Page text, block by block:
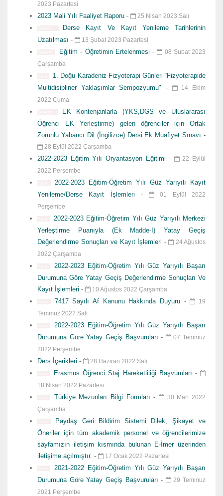
2023 Pazartesi
2023 Mali Yılı Faaliyet Raporu - 25 Nisan 2023 Salı
Derse Kayıt Ve Kayıt Yenileme Tarihlerinin
Uzatılması - 13 Şubat 2023 Pazartesi
Eğitim - Öğretimin Ertelenmesi-
08 Şubat 2023
Çarşamba
1. Doğu Karadeniz Fizyoterapi Günleri “Fizyoterapide
Multidisipliner Yaklaşımlar Sempozyumu" -
14 Ekim
2022 Cuma
EK Kontenjanlarla (YKS,DGS ve Uluslararası
Öğrenci EK Yerleştirme) gelen öğrenciler için Ortak
Zorunlu Yabancı Dil (İngilizce) Dersi Ek Muafiyet Sınavı -
28 Eylül 2022 Çarşamba
2022-2023 Eğitim Yılı Oryantasyon Eğitimi-
22 Eylül
2022 Perşembe
2022-2023 Eğitim-Öğretim Yılı Güz Yarıyılı Kayıt
Yenileme/Derse Kayıt İşlemleri -
01 Eylül 2022
Perşembe
2022-2023 Eğitim-Öğretim Yılı Güz Yarıyılı Merkezi
Yerleştirme Puanıyla (Ek Madde-I) Yatay Geçiş
Değerlendirme Sonuçları ve Kayıt İşlemleri -
24 Ağustos
2022 Çarşamba
2022-2023 Eğitim-Öğretim Yılı Güz Yarıyılı Başarı
Durumuna Göre Yatay Geçiş Değerlendirme Sonuçları Ve
Kayıt İşlemleri - 10 Ağustos 2022 Çarşamba
7417 Sayılı Af Kanunu Hakkında Duyuru -
19
Temmuz 2022 Salı
2022-2023 Eğitim-Öğretim Yılı Güz Yarıyılı Başarı
Durumuna Göre Yatay Geçiş Başvuruları-
07 Temmuz
2022 Perşembe
Ders İçerikleri - 28 Haziran 2022 Salı
Erasmus Öğrenci Staj Hareketliliği Başvuruları -
18 Nisan 2022 Pazartesi
Türkiye Mezunları Bilgi Formları-
30 Mart 2022
Çarşamba
Paydaş Geri Bildirim Sistemi Dilek, Şikayet ve
Öneriler için tüm akademik personel ve öğrencilerimize
sayfamızın iletişim kısmında bulunan E-İmer üzerinden
iletişime açılmıştır. - 17 Ocak 2022 Pazartesi
2021-2022 Eğitim-Öğretim Yılı Güz Yarıyılı Başarı
Durumuna Göre Yatay Geçiş Başvuruları-
29 Temmuz
2021 Perşembe